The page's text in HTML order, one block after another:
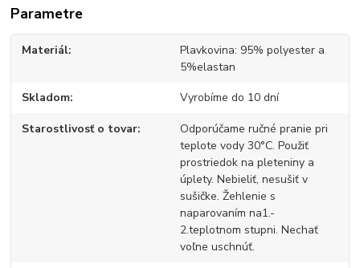
Parametre
Materiál
Plavkovina: 95% polyester a
5%elastan
Skladom Vyrobíme do 10 dní
Starostlivosť o tovar
Odporúčame ručné pranie pri
teplote vody 30°C. Použiť
prostriedok na pleteniny a
úplety. Nebieliť, nesušiť v
sušičke. Žehlenie s
naparovaním na1.-
2.teplotnom stupni. Nechať
voľne uschnúť.